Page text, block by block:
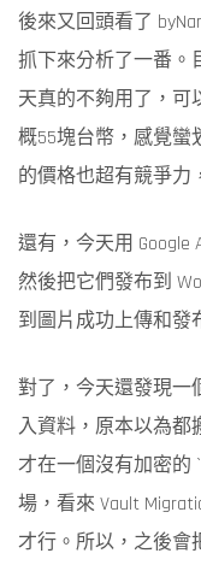
後來又回頭看了
抓下來分析了一番。
天真的不夠用了，可
概55塊台幣，感覺蠻
的價格也超有競爭力
還有，今天用 Google
然後把它們發布到
到圖片成功上傳和發
對了，今天還發現一
入資料，原本以為都
才在一個沒有加密的
場，看來 Vault
才行。所以，之後會